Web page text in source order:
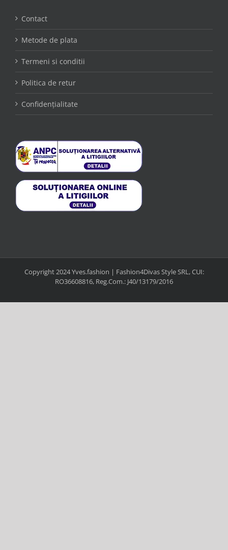
Contact
Metode de plata
Termeni si conditii
Politica de retur
Confidențialitate
Copyright 2024 Yves.fashion | Fashion4Divas Style SRL, CUI:
RO36608816, Reg.Com.: J40/13179/2016